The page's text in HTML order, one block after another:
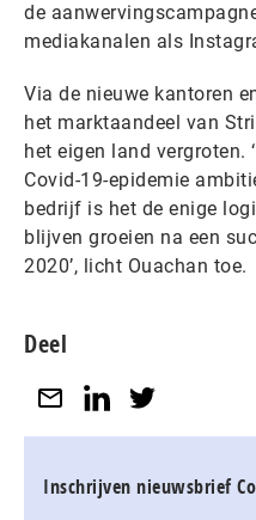
de
mediakanalen als
Via de nieuwe kantoren
het marktaandeel van
het eigen land vergroten.
Covid-19-epidemie
bedrijf is het de enige
blijven groeien na een
2020’, licht Ouachan toe.
Deel
Inschrijven nieuwsbrief